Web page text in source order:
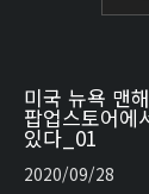
미국 뉴욕 맨
팝업스토어에
있다_01
2020/09/28